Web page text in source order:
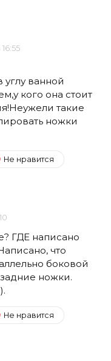
углу ванной
кого она стоит
такие
ножки
Не нравится
ГДЕ написано
что
боковой
ножки.
Не нравится